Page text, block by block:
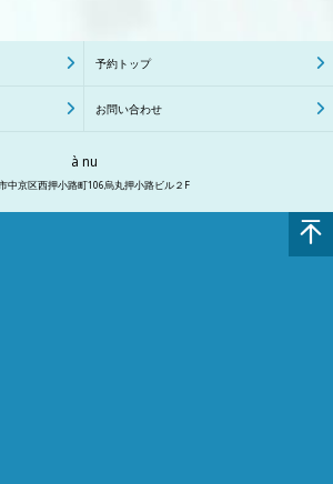
予約トップ
お問い合わせ
à nu
中京区西押小路町106烏丸押小路ビル２F